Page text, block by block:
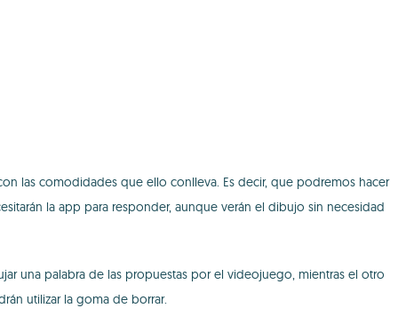
las comodidades que ello conlleva. Es decir, que podremos hacer
la app para responder, aunque verán el dibujo sin necesidad
una palabra de las propuestas por el videojuego, mientras el otro
utilizar la goma de borrar.